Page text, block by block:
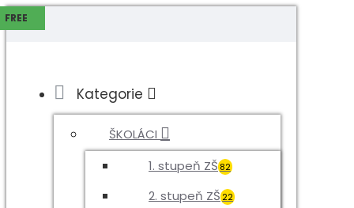
MENU
Kategorie
ŠKOLÁCI
1. stupeň ZŠ 82
2. stupeň ZŠ 22
FREE